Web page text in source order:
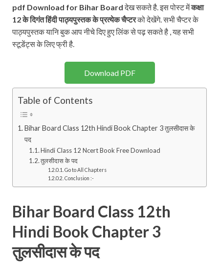
pdf Download for Bihar Boardदेख सकते है. इस पोस्ट मेंकक्षा
12 के दिगंत हिंदी पाठ्यपुस्तक के प्रत्येक चैप्टरको देखेंगे. सभी चैप्टर के
पाठ्यपुस्तक यानि बुक आप नीचे दिए हुए लिंक से पढ़ सकते है , यह सभी
स्टूडेंट्स के लिए फ्री है.
Download PDF
Table of Contents
Bihar Board Class 12th Hindi Book Chapter 3 तुलसीदास के
पद
Hindi Class 12 Ncert Book Free Download
तुलसीदास के पद
Go to All Chapters
Conclusion :-
Bihar Board Class 12th
Hindi Book Chapter 3
तुलसीदास के पद